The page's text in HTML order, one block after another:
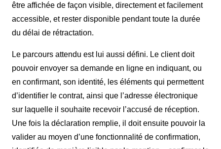
être affichée de façon visible, directement et facilement
accessible, et rester disponible pendant toute la durée
du délai de rétractation.
Le parcours attendu est lui aussi défini. Le client doit
pouvoir envoyer sa demande en ligne en indiquant, ou
en confirmant, son identité, les éléments qui permettent
d’identifier le contrat, ainsi que l’adresse électronique
sur laquelle il souhaite recevoir l’accusé de réception.
Une fois la déclaration remplie, il doit ensuite pouvoir la
valider au moyen d’une fonctionnalité de confirmation,